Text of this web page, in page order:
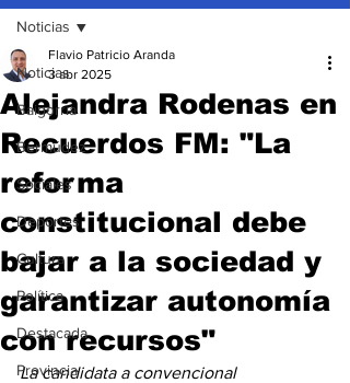
Noticias
Baigorria
Bermúdez
Sociales
Deportes
Cultura
Política
Destacada
Provincia
Noticias
Alejandra Rodenas en
Recuerdos FM: "La
reforma
constitucional debe
bajar a la sociedad y
garantizar autonomía
con recursos"
Flavio Patricio Aranda
3 abr 2025
La candidata a convencional